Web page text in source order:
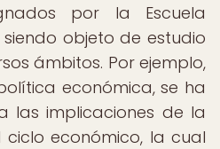
por la Escuela
objeto de estudio
ámbitos. Por ejemplo,
económica, se ha
las implicaciones de la
económico, la cual